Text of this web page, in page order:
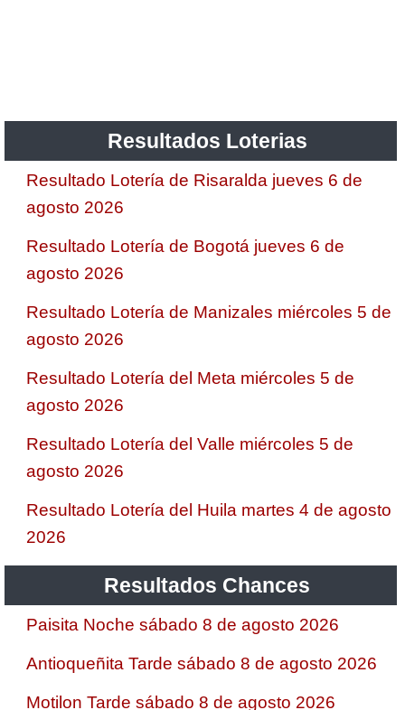
Resultados Loterias
Resultado Lotería de Risaralda jueves 6 de
agosto 2026
Resultado Lotería de Bogotá jueves 6 de
agosto 2026
Resultado Lotería de Manizales miércoles 5 de
agosto 2026
Resultado Lotería del Meta miércoles 5 de
agosto 2026
Resultado Lotería del Valle miércoles 5 de
agosto 2026
Resultado Lotería del Huila martes 4 de agosto
2026
Resultados Chances
Paisita Noche sábado 8 de agosto 2026
Antioqueñita Tarde sábado 8 de agosto 2026
Motilon Tarde sábado 8 de agosto 2026